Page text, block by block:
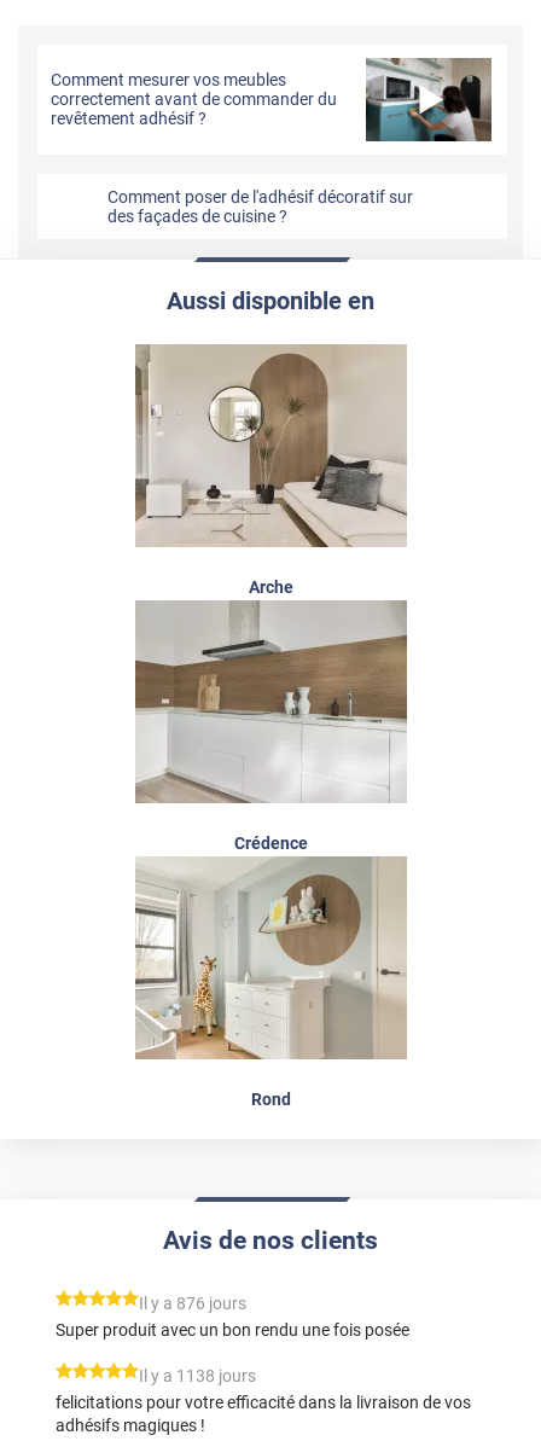
Comment mesurer vos meubles
correctement avant de commander du
revêtement adhésif ?
Comment poser de l'adhésif décoratif sur
des façades de cuisine ?
Aussi disponible en
Arche
Crédence
Rond
Avis de nos clients
*****
Il y a 876 jours
Super produit avec un bon rendu une fois posée
*****
Il y a 1138 jours
felicitations pour votre efficacité dans la livraison de vos
adhésifs magiques !